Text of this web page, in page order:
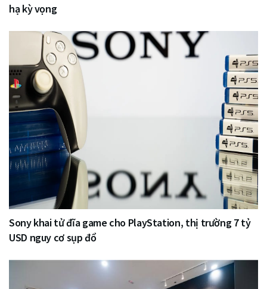
hạ kỳ vọng
Sony khai tử đĩa game cho PlayStation, thị trường 7 tỷ
USD nguy cơ sụp đổ